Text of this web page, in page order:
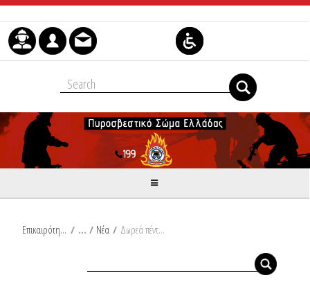
Skip to Content
Επικαιρότητα / Νέα / Δωρεά πέντε στολών χημικής προστασίας τύπου Α από την εταιρεία «Διεθνής Αερολιμένας Αθηνών Α.Ε.» στο Πυροσβεστικό Σώμα